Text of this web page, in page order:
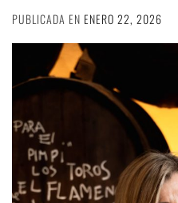
PUBLICADA EN ENERO 22, 2026